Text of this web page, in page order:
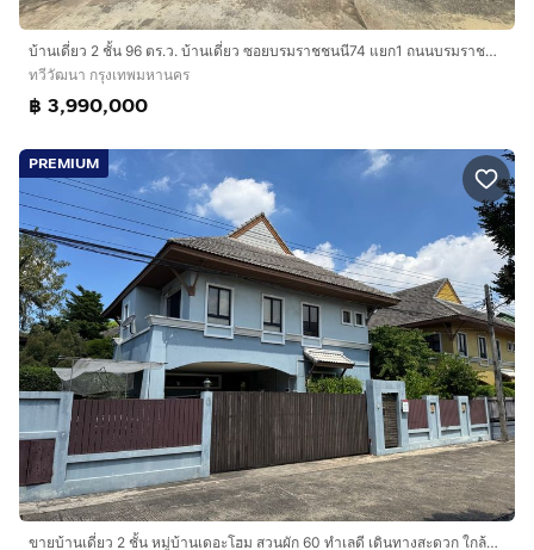
บ้านเดี่ยว 2 ชั้น 96 ตร.ว. บ้านเดี่ยว ซอยบรมราชชนนี74 แยก1 ถนนบรมราชชนนี ถนนศาลาธรรมสพน์ เขตทวีวัฒนา กรุงเทพมหานคร
ทวีวัฒนา กรุงเทพมหานคร
฿ 3,990,000
PREMIUM
ขายบ้านเดี่ยว 2 ชั้น หมู่บ้านเดอะโฮม สวนผัก 60 ทำเลดี เดินทางสะดวก ใกล้ทางขึ้นลงทางด่วน